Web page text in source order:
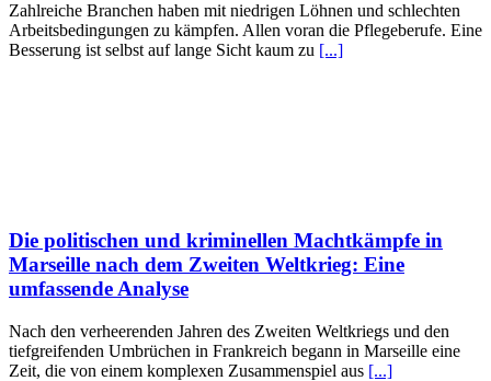
Zahlreiche Branchen haben mit niedrigen Löhnen und schlechten
Arbeitsbedingungen zu kämpfen. Allen voran die Pflegeberufe. Eine
Besserung ist selbst auf lange Sicht kaum zu [...]
Die politischen und kriminellen Machtkämpfe in
Marseille nach dem Zweiten Weltkrieg: Eine
umfassende Analyse
Nach den verheerenden Jahren des Zweiten Weltkriegs und den
tiefgreifenden Umbrüchen in Frankreich begann in Marseille eine
Zeit, die von einem komplexen Zusammenspiel aus [...]